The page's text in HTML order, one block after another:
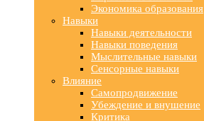
Экономика образования
Навыки
Навыки деятельности
Навыки поведения
Мыслительные навыки
Сенсорные навыки
Влияние
Самопродвижение
Убеждение и внушение
Критика